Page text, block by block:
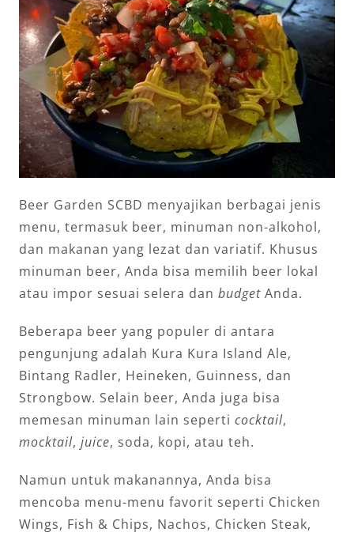
Beer Garden SCBD menyajikan berbagai jenis
menu, termasuk beer, minuman non-alkohol,
dan makanan yang lezat dan variatif. Khusus
minuman beer, Anda bisa memilih beer lokal
atau impor sesuai selera dan budgetAnda.
Beberapa beer yang populer di antara
pengunjung adalah Kura Kura Island Ale,
Bintang Radler, Heineken, Guinness, dan
Strongbow. Selain beer, Anda juga bisa
memesan minuman lain seperti cocktail,
mocktail, juice, soda, kopi, atau teh.
Namun untuk makanannya, Anda bisa
mencoba menu-menu favorit seperti Chicken
Wings, Fish & Chips, Nachos, Chicken Steak,